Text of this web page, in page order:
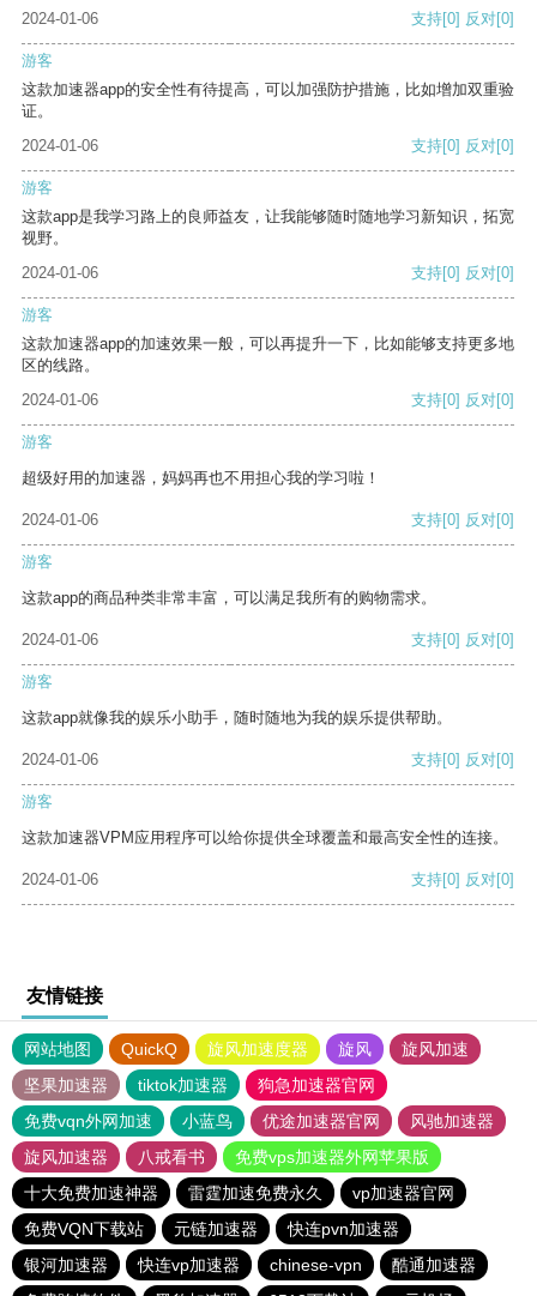
2024-01-06 支持[0] 反对[0]
游客
这款加速器app的安全性有待提高，可以加强防护措施，比如增加双重验
证。
2024-01-06
支持[0] 反对[0]
游客
这款app是我学习路上的良师益友，让我能够随时随地学习新知识，拓宽
视野。
2024-01-06
支持[0] 反对[0]
游客
这款加速器app的加速效果一般，可以再提升一下，比如能够支持更多地
区的线路。
2024-01-06
支持[0] 反对[0]
游客
超级好用的加速器，妈妈再也不用担心我的学习啦！
2024-01-06 支持[0] 反对[0]
游客
这款app的商品种类非常丰富，可以满足我所有的购物需求。
2024-01-06 支持[0] 反对[0]
游客
这款app就像我的娱乐小助手，随时随地为我的娱乐提供帮助。
2024-01-06 支持[0] 反对[0]
游客
这款加速器VPM应用程序可以给你提供全球覆盖和最高安全性的连接。
2024-01-06 支持[0] 反对[0]
友情链接
网站地图 QuickQ 旋风加速度器 旋风
旋风加速
坚果加速器
tiktok加速器
狗急加速器官网
免费vqn外网加速
小蓝鸟 优途加速器官网
风驰加速器
旋风加速器
八戒看书
免费vps加速器外网苹果版
十大免费加速神器
雷霆加速免费永久
vp加速器官网
免费VQN下载站
元链加速器
快连pvn加速器
银河加速器
快连vp加速器 chinese-vpn
酷通加速器